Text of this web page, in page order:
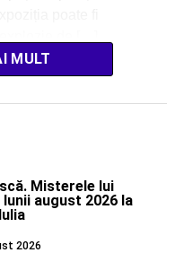
MULT
Misterele lui
august 2026 la
2026